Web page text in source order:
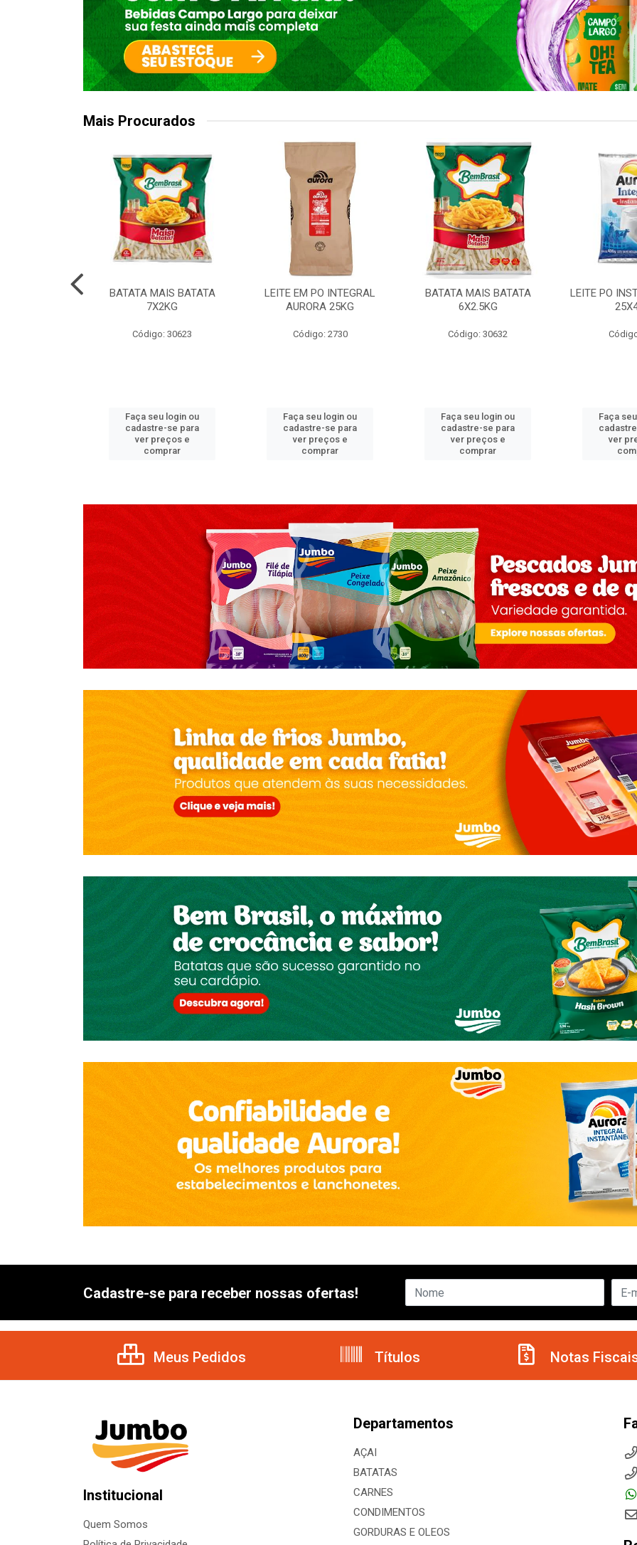
Mais Procurados
BATATA MAIS BATATA
7X2KG
Código: 30623
Faça seu login ou
cadastre-se para
ver preços e
comprar
LEITE EM PO INTEGRAL
AURORA 25KG
Código: 2730
Faça seu login ou
cadastre-se para
ver preços e
comprar
BATATA MAIS BATATA
6X2.5KG
Código: 30632
Faça seu login ou
cadastre-se para
ver preços e
comprar
LEITE PO
Faça
ver
Cadastre-se para receber nossas ofertas!
Meus Pedidos Títulos Notas
Institucional
Quem Somos
Departamentos
AÇAI
BATATAS
CARNES
CONDIMENTOS
GORDURAS E OLEOS